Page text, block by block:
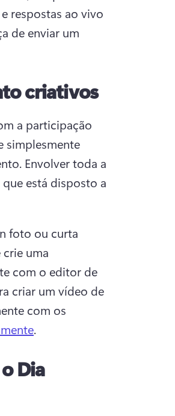
respostas ao vivo
de enviar um
criativos
a participação
simplesmente
Envolver toda a
está disposto a
foto ou curta
uma
com o editor de
criar um vídeo de
com os
.
Dia